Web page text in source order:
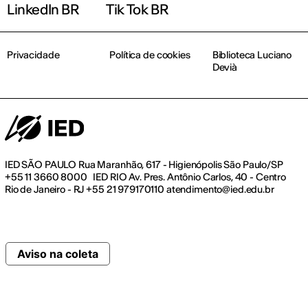
LinkedIn BR
Tik Tok BR
IED SÃO PAULO Rua Maranhão, 617 - Higienópolis São Paulo/SP
+55 11 3660 8000 IED RIO Av. Pres. Antônio Carlos, 40 - Centro
Rio de Janeiro - RJ +55 21 979170110 atendimento@ied.edu.br
Privacidade Política de cookies
Biblioteca Luciano
Devià
Aviso na coleta